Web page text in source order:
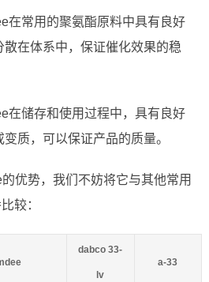
在常用的聚氨酯原料中具有良好
在体系中，保证催化效果的稳
在储存和使用过程中，具有良好
质，可以保证产品的质量。
优势，我们不妨将它与其他常用
较：
dabco 33-
lv
a-33